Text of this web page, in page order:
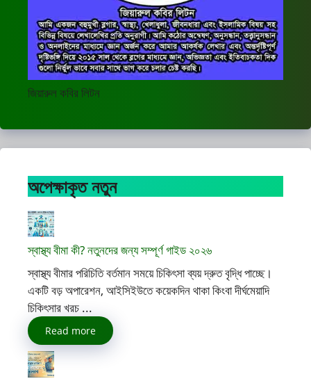
জিয়ারুল কবির লিটন
অপেক্ষাকৃত নতুন
স্বাস্থ্য বীমা কী? নতুনদের জন্য সম্পূর্ণ গাইড ২০২৬
স্বাস্থ্য বীমার পরিচিতি বর্তমান সময়ে চিকিৎসা ব্যয় দ্রুত বৃদ্ধি পাচ্ছে।
একটি বড় অপারেশন, আইসিইউতে কয়েকদিন থাকা কিংবা দীর্ঘমেয়াদি
চিকিৎসার খরচ ...
Read more